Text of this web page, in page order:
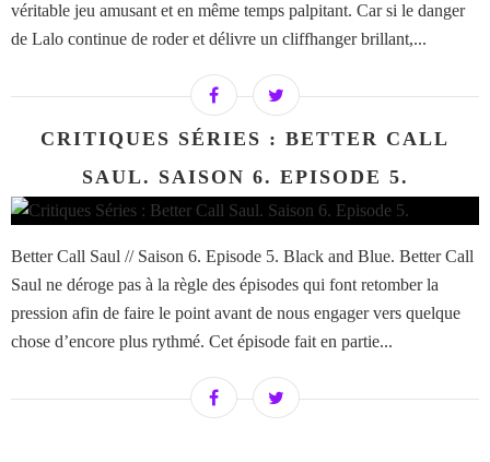
véritable jeu amusant et en même temps palpitant. Car si le danger
de Lalo continue de roder et délivre un cliffhanger brillant,...
CRITIQUES SÉRIES : BETTER CALL
SAUL. SAISON 6. EPISODE 5.
Better Call Saul // Saison 6. Episode 5. Black and Blue. Better Call
Saul ne déroge pas à la règle des épisodes qui font retomber la
pression afin de faire le point avant de nous engager vers quelque
chose d’encore plus rythmé. Cet épisode fait en partie...